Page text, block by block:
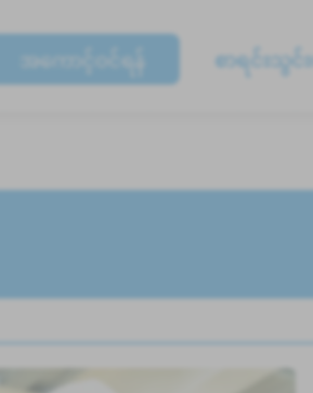
အကောင့်ဝင်ရန် စာရင်းသွင်းပ